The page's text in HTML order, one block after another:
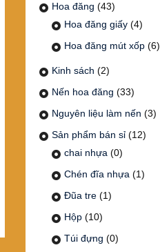
Hoa đăng (43)
Hoa đăng giấy (4)
Hoa đăng mút xốp (6)
Kinh sách (2)
Nến hoa đăng (33)
Nguyên liệu làm nến (3)
Sản phẩm bán sỉ (12)
chai nhựa (0)
Chén đĩa nhựa (1)
Đũa tre (1)
Hộp (10)
Túi đựng (0)